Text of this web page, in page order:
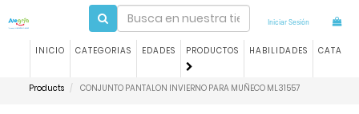
Iniciar Sesión
INICIO CATEGORIAS EDADES PRODUCTOS HABILIDADES
Products CONJUNTO PANTALON INVIERNO PARA MUÑECO ML31557